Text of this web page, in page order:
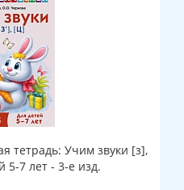
тетрадь: Учим звуки [з],
5-7 лет - 3-е изд.